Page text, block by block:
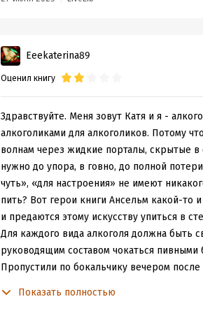
плохо. Глупо осуждать алкоголь и
не то настроение.
становилось и грустно, и смешно. Богема
Также книгу рекомендуется не читать в
откровенно, у меня бы и мыслей не было
не занимаюсь (занимаюсь). Просто зачем
Я даже о самой книге не могу сказать
легкое похмелье, во время прочтения
поклонение их таланту.
Рекомендую ли я ее другим? Конечно не
Eeekaterina89
Оценил книгу
Здравствуйте. Меня зовут Катя и я -
алкоголиками для алкоголиков. Потому
волнам через жидкие порталы, скрытые в
нужно до упора, в говно, до полной
чуть», «для настроения» не имеют
пить? Вот герои книги Ансельм какой-то
и предаются этому искусству упиться в
Для каждого вида алкоголя должна быть
руководящим составом чокаться
Пропустили по бокальчику вечером
Показать полностью